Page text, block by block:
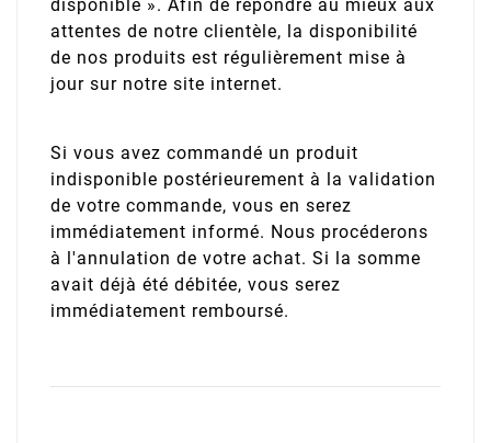
disponible ». Afin de répondre au mieux aux
attentes de notre clientèle, la disponibilité
de nos produits est régulièrement mise à
jour sur notre site internet.
Si vous avez commandé un produit
indisponible postérieurement à la validation
de votre commande, vous en serez
immédiatement informé. Nous procéderons
à l'annulation de votre achat. Si la somme
avait déjà été débitée, vous serez
immédiatement remboursé.